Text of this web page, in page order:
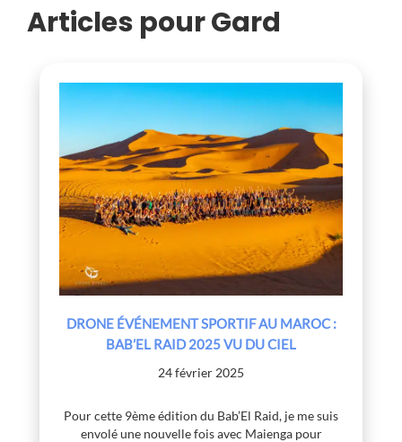
VU DU
CIEL
Articles pour Gard
DRONE ÉVÉNEMENT SPORTIF AU MAROC :
BAB’EL RAID 2025 VU DU CIEL
24 février 2025
Pour cette 9ème édition du Bab’El Raid, je me suis
envolé une nouvelle fois avec Maienga pour